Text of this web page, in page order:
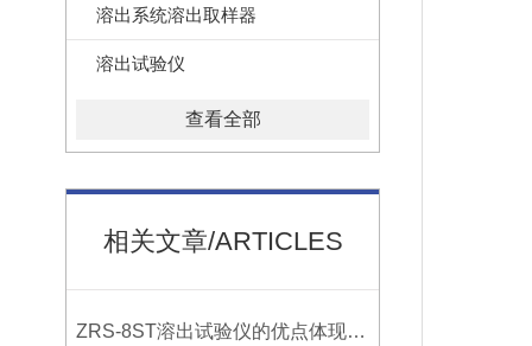
溶出系统溶出取样器
溶出试验仪
查看全部
相关文章/ARTICLES
ZRS-8ST溶出试验仪的优点体现在哪些方面？